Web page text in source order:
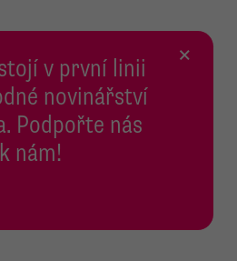
v první linii
novinářství
Podpořte nás
nám!
×